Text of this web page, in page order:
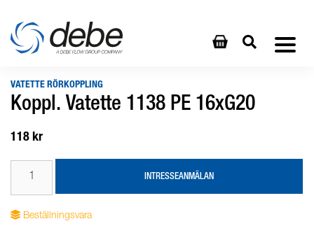
VATETTE RÖRKOPPLING
Koppl. Vatette 1138 PE 16xG20
118 kr
INTRESSEANMÄLAN
Beställningsvara